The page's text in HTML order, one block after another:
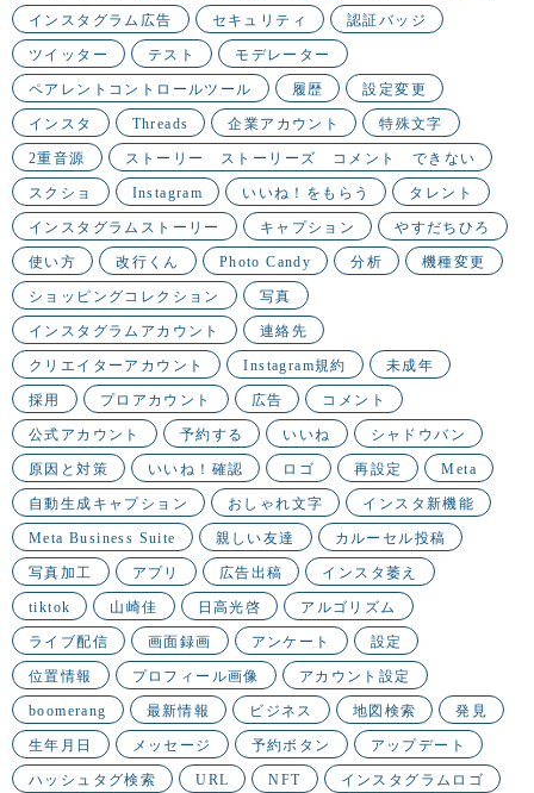
インスタグラム広告 セキュリティ 認証バッジ
ツイッター テスト モデレーター
ペアレントコントロールツール 履歴 設定変更
インスタ Threads 企業アカウント 特殊文字
2重音源 ストーリー ストーリーズ コメント できない
スクショ Instagram いいね！をもらう タレント
インスタグラムストーリー キャプション やすだちひろ
使い方 改行くん Photo Candy 分析 機種変更
ショッピングコレクション 写真
インスタグラムアカウント 連絡先
クリエイターアカウント Instagram規約 未成年
採用 プロアカウント 広告 コメント
公式アカウント 予約する いいね シャドウバン
原因と対策 いいね！確認 ロゴ 再設定 Meta
自動生成キャプション おしゃれ文字 インスタ新機能
Meta Business Suite 親しい友達 カルーセル投稿
写真加工 アプリ 広告出稿 インスタ萎え
tiktok 山崎佳 日高光啓 アルゴリズム
ライブ配信 画面録画 アンケート 設定
位置情報 プロフィール画像 アカウント設定
boomerang 最新情報 ビジネス 地図検索 発見
生年月日 メッセージ 予約ボタン アップデート
ハッシュタグ検索 URL NFT インスタグラムロゴ